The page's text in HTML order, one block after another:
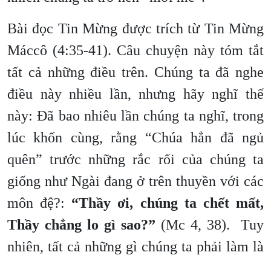
Bài đọc Tin Mừng được trích từ Tin Mừng
Máccô (4:35-41). Câu chuyện này tóm tắt
tất cả những điều trên. Chúng ta đã nghe
điều này nhiều lần, nhưng hãy nghĩ thế
này: Đã bao nhiêu lần chúng ta nghĩ, trong
lúc khốn cùng, rằng “Chúa hẳn đã ngủ
quên” trước những rắc rối của chúng ta
giống như Ngài đang ở trên thuyền với các
môn đệ?: “Thầy ơi, chúng ta chết mất,
Thầy chẳng lo gì sao?” (Mc 4, 38). Tuy
nhiên, tất cả những gì chúng ta phải làm là